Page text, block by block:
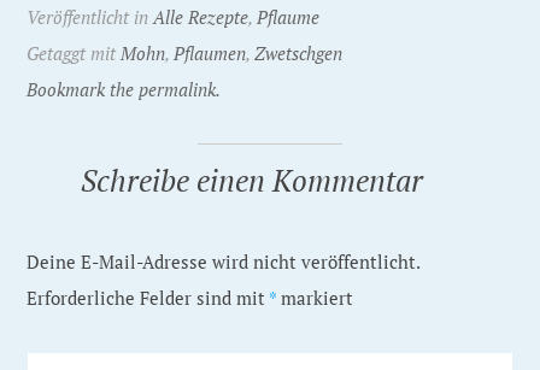
Veröffentlicht inAlle Rezepte,Pflaume
Getaggt mitMohn,Pflaumen,Zwetschgen
Bookmark the permalink.
Schreibe einen Kommentar
Deine E-Mail-Adresse wird nicht veröffentlicht.
Erforderliche Felder sind mit * markiert